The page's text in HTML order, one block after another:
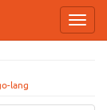
lang